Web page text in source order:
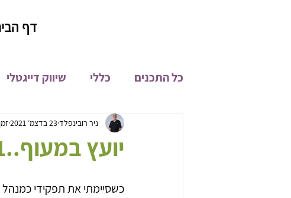
דף
כל התכנים כללי שיווק דייגטלי
קהילת און ליין מיתוג
יועץ במעוף..14.3.2021
ניר רובינפלד23 בדצמ׳ 2021 זמן
כשסיימתי את תפקידי